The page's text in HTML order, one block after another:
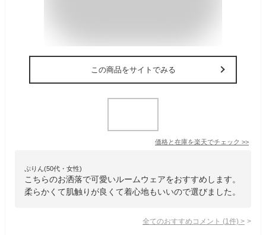
この商品をサイトでみる
価格と在庫を楽天でチェック >>
ぷりん(50代・女性)
こちらのお洒落で可愛いルームウェアをおすすめします。
柔らかくて肌触りが良くて着心地もいいので選びました。
全てのおすすめコメント (1 件) >